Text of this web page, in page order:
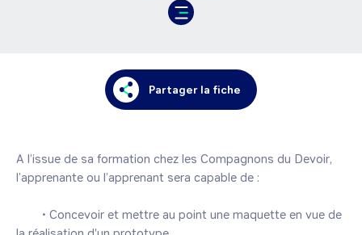
Partager la fiche
A l’issue de sa formation chez les Compagnons du Devoir,
l’apprenante ou l’apprenant sera capable de :